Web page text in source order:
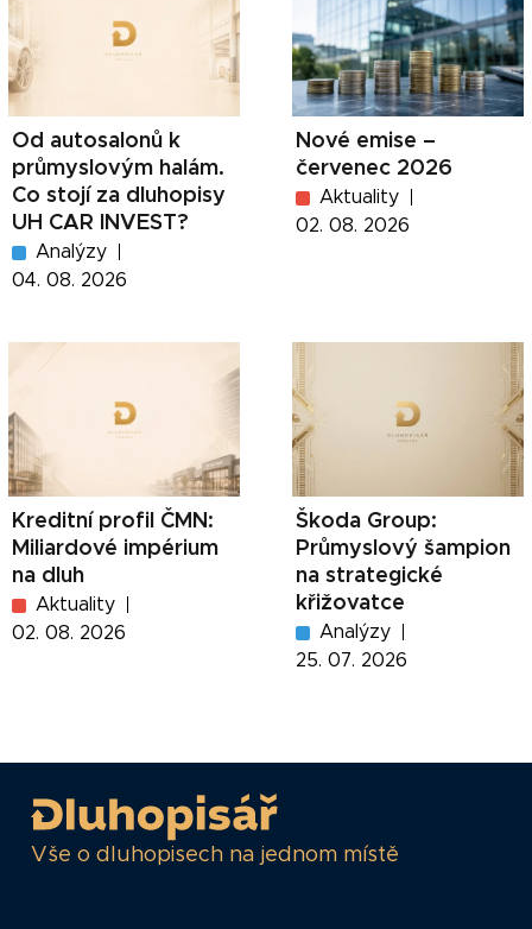
Od autosalonů k
průmyslovým halám.
Co stojí za dluhopisy
UH CAR INVEST?
Analýzy
04. 08. 2026
Nové emise –
červenec 2026
Aktuality
02. 08. 2026
Kreditní profil ČMN:
Miliardové impérium
na dluh
Aktuality
02. 08. 2026
Škoda Group:
Průmyslový šampion
na strategické
křižovatce
Analýzy
25. 07. 2026
Vše o dluhopisech na jednom místě